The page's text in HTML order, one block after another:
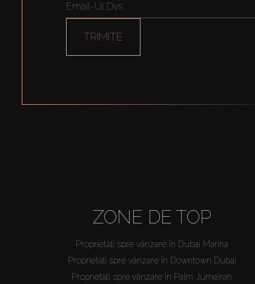
TRIMITE
ZONE DE TOP
Proprietăți spre vânzare în Dubai Marina
Proprietăți spre vânzare în Downtown Dubai
Proprietăți spre vânzare în Palm Jumeirah